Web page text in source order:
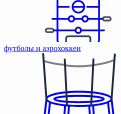
футболы и аэрохоккеи